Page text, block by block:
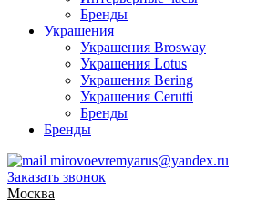
Бренды
Украшения
Украшения Brosway
Украшения Lotus
Украшения Bering
Украшения Cerutti
Бренды
Бренды
mirovoevremyarus@yandex.ru
Заказать звонок
Москва